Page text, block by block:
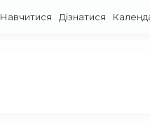
Навчитися Дізнатися